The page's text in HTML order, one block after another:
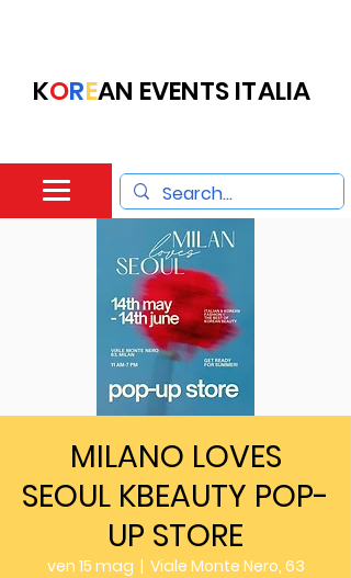
KOREAN EVENTS ITALIA
MILANO LOVES
SEOUL KBEAUTY POP-
UP STORE
ven 15 mag
  |
Viale Monte Nero, 63